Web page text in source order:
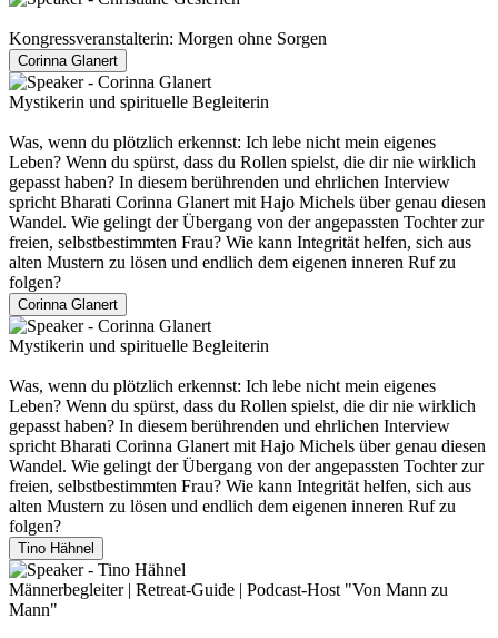
Kongressveranstalterin: Morgen ohne Sorgen
Corinna Glanert
Mystikerin und spirituelle Begleiterin
Was, wenn du plötzlich erkennst: Ich lebe nicht mein eigenes
Leben? Wenn du spürst, dass du Rollen spielst, die dir nie wirklich
gepasst haben? In diesem berührenden und ehrlichen Interview
spricht Bharati Corinna Glanert mit Hajo Michels über genau diesen
Wandel. Wie gelingt der Übergang von der angepassten Tochter zur
freien, selbstbestimmten Frau? Wie kann Integrität helfen, sich aus
alten Mustern zu lösen und endlich dem eigenen inneren Ruf zu
folgen?
Corinna Glanert
Mystikerin und spirituelle Begleiterin
Was, wenn du plötzlich erkennst: Ich lebe nicht mein eigenes
Leben? Wenn du spürst, dass du Rollen spielst, die dir nie wirklich
gepasst haben? In diesem berührenden und ehrlichen Interview
spricht Bharati Corinna Glanert mit Hajo Michels über genau diesen
Wandel. Wie gelingt der Übergang von der angepassten Tochter zur
freien, selbstbestimmten Frau? Wie kann Integrität helfen, sich aus
alten Mustern zu lösen und endlich dem eigenen inneren Ruf zu
folgen?
Tino Hähnel
Männerbegleiter | Retreat-Guide | Podcast-Host "Von Mann zu
Mann"